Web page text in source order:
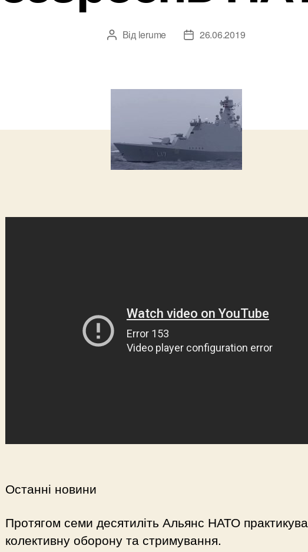
Автор
Від lerume
Дата26.06.2019
Останні новини
Протягом семи десятиліть Альянс НАТО
колективну оборону та стримування.